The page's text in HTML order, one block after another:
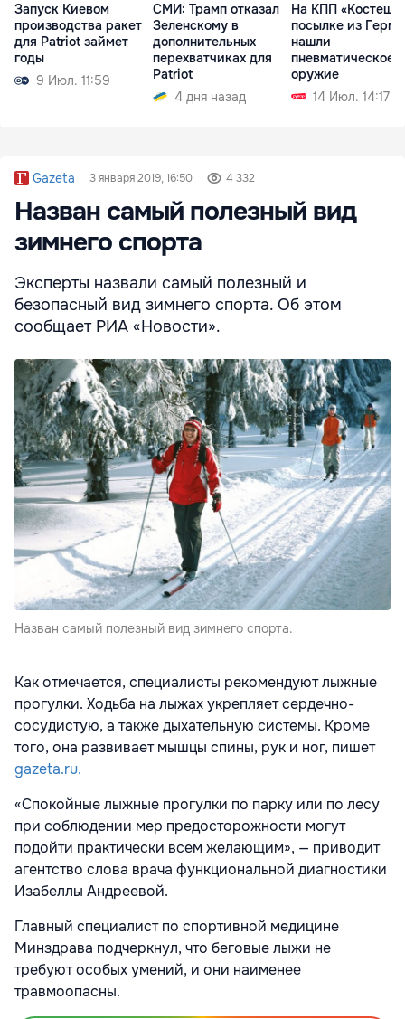
Запуск Киевом
производства ракет
для Patriot займет
годы
9 Июл. 11:59
СМИ: Трамп отказал
Зеленскому в
дополнительных
перехватчиках для
Patriot
4 дня назад
На КПП
посылке из
нашли
пневматическое
оружие
14 Июл. 14:17
Gazeta 3 января 2019, 16:50 4 332
Назван самый полезный вид
зимнего спорта
Эксперты назвали самый полезный и
безопасный вид зимнего спорта. Об этом
сообщает РИА «Новости».
Назван самый полезный вид зимнего спорта.
Как отмечается, специалисты рекомендуют лыжные
прогулки. Ходьба на лыжах укрепляет сердечно-
сосудистую, а также дыхательную системы. Кроме
того, она развивает мышцы спины, рук и ног, пишет
gazeta.ru.
«Спокойные лыжные прогулки по парку или по лесу
при соблюдении мер предосторожности могут
подойти практически всем желающим», — приводит
агентство слова врача функциональной диагностики
Изабеллы Андреевой.
Главный специалист по спортивной медицине
Минздрава подчеркнул, что беговые лыжи не
требуют особых умений, и они наименее
травмоопасны.